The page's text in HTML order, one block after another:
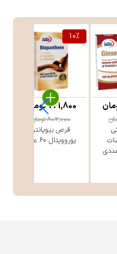
10%
قرص بیوپانتن
یوروویتال 60 عدد
802,000تومان
721,800تومان